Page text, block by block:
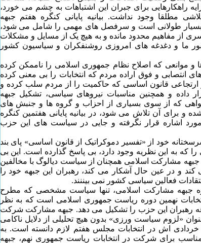
راهکارهایی برای جبران این اشتباهات به چشم می خورد،
مطلقا وجود نداشت. بیانیه پایانی کنگره هفتم جبهه
طولانی است و سرفصل های مهمی را شامل می شود،
سری از مفاهیم محدود مانده و به هیچ یک از مسایل و مشکلات
ما و دغدغه های امروزی روشنفکران و سیاسیون کشور
و موانعی که اصلاح نظام جمهوری اسلامی را ناممکن کرده
انتصابی و فوق اراده مردم که انتخابات را بی معنی کرده
ارتجاعی قانون اساسی که حاکمیت را از مردم سلب کرده و
داده و همچنین مناسبات نیروهای سیاسی، تشکیل جبهه
که از سوی بسیاری از احزاب و گروه ها و جنبش های
و برای آن تلاش می شود، در بیانیه پایانی هفتمین کنگره
اشاره قرار نگرفته و جایی در سیاست های این حزب
خود از «تفسیر دموکراتیک از قانون اساسی» پای بند
را که به این نظریه وجود دارد، بی پاسخ گذارده است. این بی
مشارکت اسلامی همچنان از سیاست دیالوگ با مخالفین
و در عین حال آشکار می کند، رهبران این جبهه خود را
فعالین سیاسی کشور نمی بیننند.
جبهه مشارکت اسلامی، تنها سیاست مشخصی که مطرح
نهمین دوره ریاست جمهوری اسلامی است که به نظر
رهبران این حزب را تشکیل می دهد. جبهه مشارکت شرکت
«لزوم سیاست ورزی» بدون هیچ تحلیلی از دلایل ناکامی
اش در انتخابات مجلس هفتم لازم دانسته است. به
مناسب برای شرکت در انتخابات ریاست جمهوری نهم، جبهه